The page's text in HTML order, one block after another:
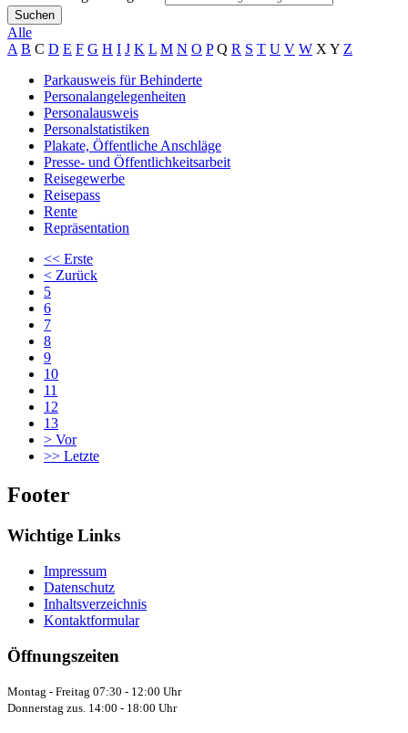
Suchen
Alle
A B C D E F G H I J K L M N O P Q R S T U V W XY Z
Parkausweis für Behinderte
Personalangelegenheiten
Personalausweis
Personalstatistiken
Plakate, Öffentliche Anschläge
Presse- und Öffentlichkeitsarbeit
Reisegewerbe
Reisepass
Rente
Repräsentation
<< Erste
< Zurück
5
6
7
8
9
10
11
12
13
> Vor
>> Letzte
Footer
Wichtige Links
Impressum
Datenschutz
Inhaltsverzeichnis
Kontaktformular
Öffnungszeiten
Montag - Freitag 07:30 - 12:00 Uhr
Donnerstag zus. 14:00 - 18:00 Uhr